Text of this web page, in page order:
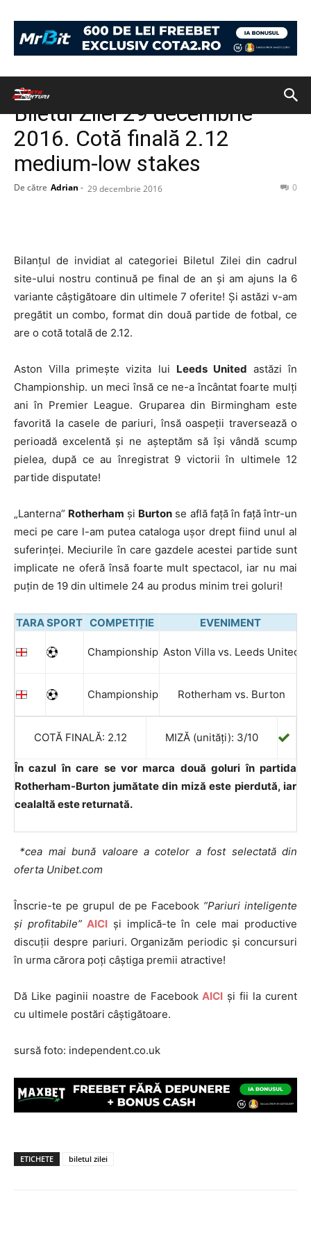
BILETUL ZILEI
Biletul Zilei 29 decembrie
2016. Cotă finală 2.12
medium-low stakes
De către Adrian - 29 decembrie 2016 0
Bilanțul de invidiat al categoriei Biletul Zilei din cadrul
site-ului nostru continuă pe final de an și am ajuns la 6
variante câștigătoare din ultimele 7 oferite! Și astăzi v-am
pregătit un combo, format din două partide de fotbal, ce
are o cotă totală de 2.12.
Aston Villa primește vizita lui Leeds United astăzi în
Championship. un meci însă ce ne-a încântat foarte mulți
ani în Premier League. Gruparea din Birmingham este
favorită la casele de pariuri, însă oaspeții traversează o
perioadă excelentă și ne așteptăm să își vândă scump
pielea, după ce au înregistrat 9 victorii în ultimele 12
partide disputate!
„Lanterna” Rotherham și Burton se află față în față într-un
meci pe care l-am putea cataloga ușor drept fiind unul al
suferinței. Meciurile în care gazdele acestei partide sunt
implicate ne oferă însă foarte mult spectacol, iar nu mai
puțin de 19 din ultimele 24 au produs minim trei goluri!
TARASPORT COMPETIȚIE EVENIMENT
Championship Aston Villa vs. Leeds United
Championship Rotherham vs. Burton
COTĂ FINALĂ: 2.12 MIZĂ (unități): 3/10
În cazul în care se vor marca două goluri în partida
Rotherham-Burton jumătate din miză este pierdută, iar
cealaltă este returnată.
*cea mai bună valoare a cotelor a fost selectată din
oferta Unibet.com
Înscrie-te pe grupul de pe Facebook ”Pariuri inteligente
și profitabile” AICI și implică-te în cele mai productive
discuții despre pariuri. Organizăm periodic și concursuri
în urma cărora poți câștiga premii atractive!
Dă Like paginii noastre de FacebookAICI și fii la curent
cu ultimele postări câștigătoare.
sursă foto: independent.co.uk
ETICHETE biletul zilei